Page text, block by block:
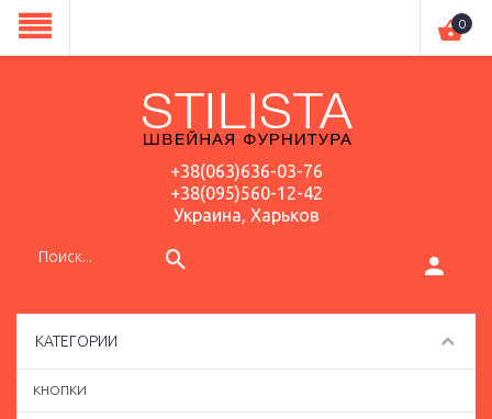
+38(063)636-03-76
+38(095)560-12-42
Украина, Харьков
0
КАТЕГОРИИ
КНОПКИ